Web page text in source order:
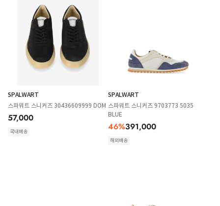
SPALWART
스파워트 스니커즈 30436609999 DOM
57,000
국내배송
SPALWART
스파워트 스니커즈 9703773 5035
BLUE
46%391,000
해외배송